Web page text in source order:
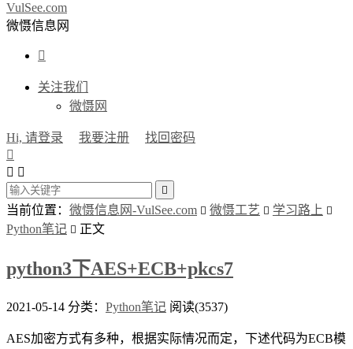
VulSee.com
微慑信息网

关注我们
微慑网
Hi, 请登录 我要注册
找回密码

 

当前位置： 微慑信息网-VulSee.com  微慑工艺  学习路上 
Python笔记  正文
python3下AES+ECB+pkcs7
2021-05-14 分类： Python笔记 阅读(3537)
AES加密方式有多种，根据实际情况而定，下述代码为ECB模